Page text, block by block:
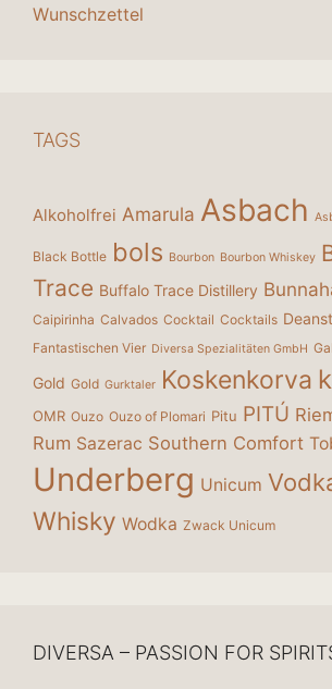
Wunschzettel
TAGS
Alkoholfrei Amarula Asbach
Black Bottle bols Bourbon Bourbon Whiskey
Trace Buffalo Trace Distillery
Caipirinha Calvados Cocktail Cocktails
Fantastischen Vier Diversa Spezialitäten GmbH
Gold Gold Gurktaler Koskenkorva
OMR Ouzo Ouzo of Plomari Pitu PITÚ
Rum Sazerac Southern Comfort
Underberg Unicum
Whisky Wodka Zwack Unicum
DIVERSA – PASSION FOR